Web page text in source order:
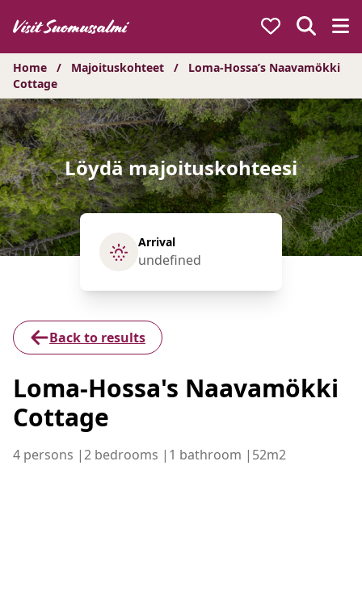
sisältöön
Home / Majoituskohteet /
Loma-Hossa’s Naavamökki
Cottage
Löydä majoituskohteesi
Arrival
Back to results
Loma-Hossa's Naavamökki
Cottage
4 persons |2 bedrooms | 1 bathroom | 52m2